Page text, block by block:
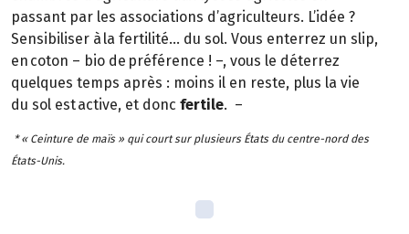
passant par les associations d’agriculteurs. L’idée ?
Sensibiliser à la fertilité… du sol. Vous enterrez un slip,
en coton – bio de préférence ! –, vous le déterrez
quelques temps après : moins il en reste, plus la vie
du sol est active, et donc fertile. –
* « Ceinture de maïs » qui court sur plusieurs États du centre-nord des
États-Unis.